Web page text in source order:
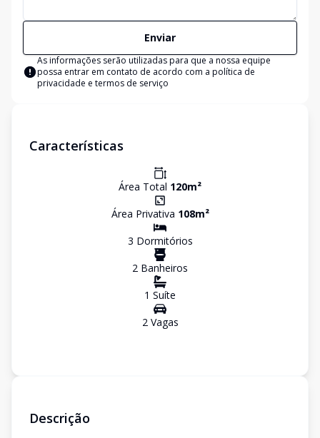
Enviar
As informações serão utilizadas para que a nossa equipe
possa entrar em contato de acordo com a política de
privacidade e termos de serviço
Características
Área Total 120m²
Área Privativa 108m²
3 Dormitórios
2 Banheiros
1 Suíte
2Vagas
Descrição